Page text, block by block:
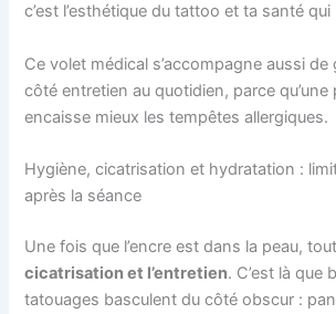
c’est l’esthétique du tattoo et ta santé
Ce volet médical s’accompagne aussi
côté entretien au quotidien, parce qu’une
encaisse mieux les tempêtes allergiques.
Hygiène, cicatrisation et hydratation :
après la séance
Une fois que l’encre est dans la peau,
cicatrisation et l’entretien. C’est là que
tatouages basculent du côté obscur :